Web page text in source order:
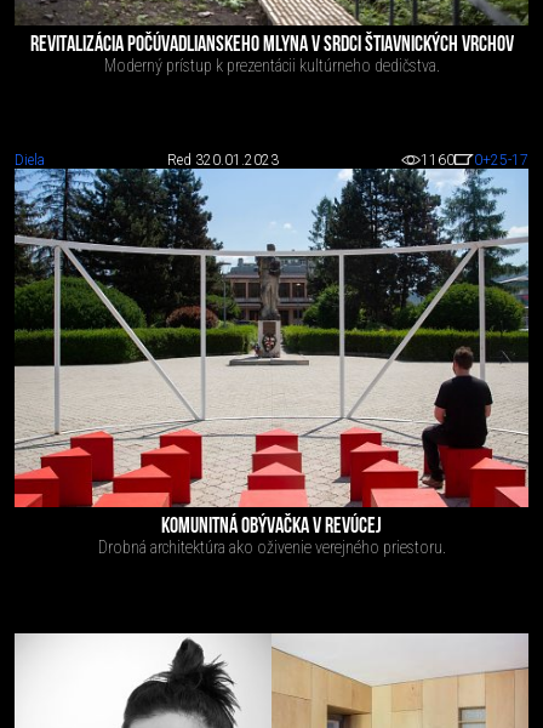
REVITALIZÁCIA POČÚVADLIANSKEHO MLYNA V SRDCI ŠTIAVNICKÝCH VRCHOV
Moderný prístup k prezentácii kultúrneho dedičstva.
Diela Red 320.01.2023 1160 0+25-17
KOMUNITNÁ OBÝVAČKA V REVÚCEJ
Drobná architektúra ako oživenie verejného priestoru.